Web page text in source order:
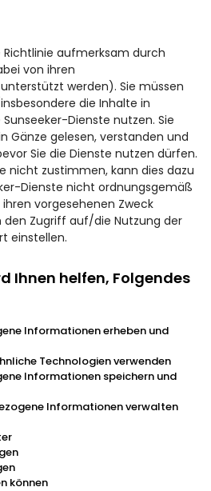
Richtlinie aufmerksam durch
von ihren
werden). Sie müssen
die Inhalte in
Dienste nutzen. Sie
Gänze gelesen, verstanden und
Sie die Dienste nutzen dürfen.
nicht zustimmen, kann dies dazu
Dienste nicht ordnungsgemäß
vorgesehenen Zweck
den Zugriff auf/die Nutzung der
einstellen.
Ihnen helfen, Folgendes
Informationen erheben und
Technologien verwenden
Informationen speichern und
Informationen verwalten
können